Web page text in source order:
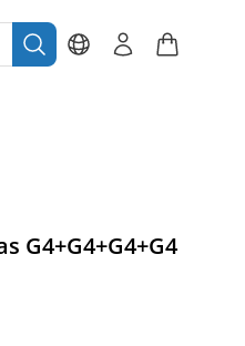
G4+G4+G4+G4